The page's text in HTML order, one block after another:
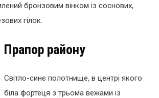
бронзовим вінком із соснових,
гілок.
Прапор району
Світло-синє полотнище, в центрі якого
біла фортеця з трьома вежами із